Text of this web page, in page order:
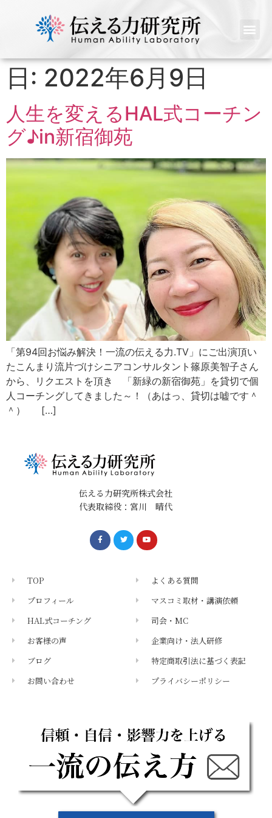
日: 2022年6月9日
人生を変えるHAL式コーチン
グ♪in新宿御苑
「第94回お悩み解決！一流の伝える力.TV」にご出演頂い
たこんまり流片づけシニアコンサルタント篠原美智子さん
から、リクエストを頂き 「新緑の新宿御苑」を貸切で個
人コーチングしてきました～！（あはっ、貸切は嘘です＾
＾） […]
伝える力研究所株式会社
代表取締役：宮川 晴代
TOP
プロフィール
HAL式コーチング
お客様の声
ブログ
お問い合わせ
よくある質問
マスコミ取材・講演依頼
司会・MC
企業向け・法人研修
特定商取引法に基づく表記
プライバシーポリシー